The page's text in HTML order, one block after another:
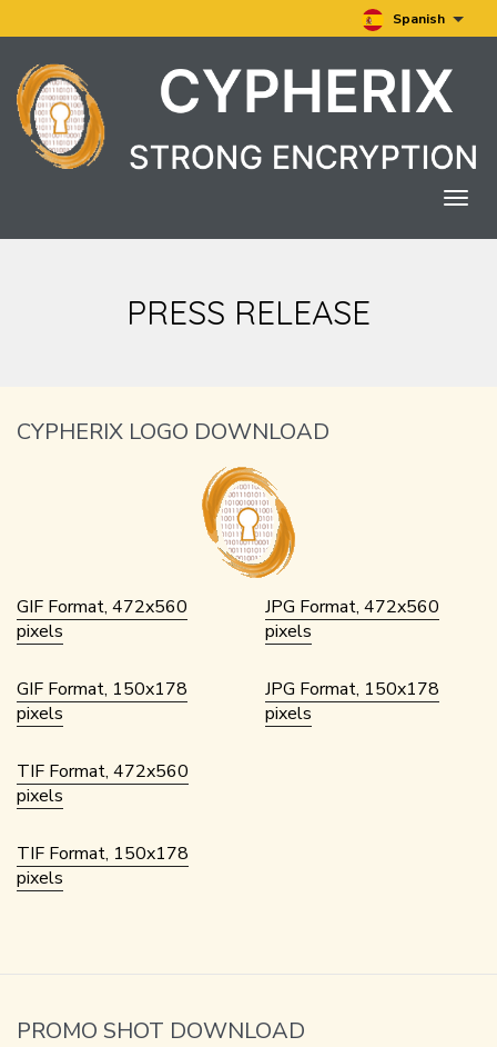
Spanish
PRESS RELEASE
CYPHERIX LOGO DOWNLOAD
GIF Format, 472x560
pixels
GIF Format, 150x178
pixels
JPG Format, 472x560
pixels
JPG Format, 150x178
pixels
TIF Format, 472x560
pixels
TIF Format, 150x178
pixels
PROMO SHOT DOWNLOAD